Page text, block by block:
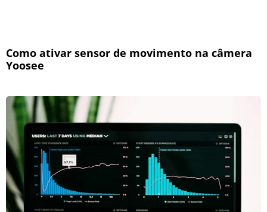
Como ativar sensor de movimento na câmera
Yoosee